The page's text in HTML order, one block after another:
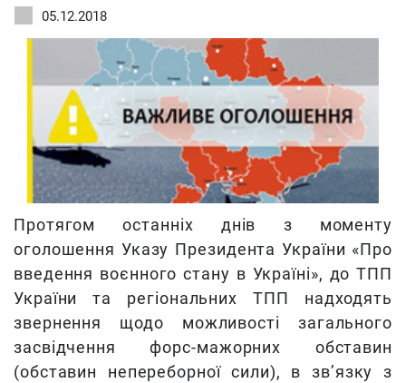
05.12.2018
Протягом останніх днів з моменту
оголошення Указу Президента України «Про
введення воєнного стану в Україні», до ТПП
України та регіональних ТПП надходять
звернення щодо можливості загального
засвідчення форс-мажорних обставин
(обставин непереборної сили), в зв’язку з